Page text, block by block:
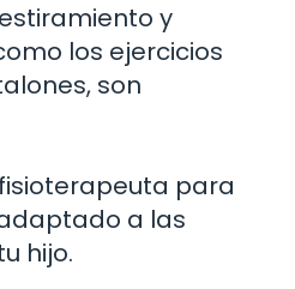
y
los ejercicios
son
para
a las
hijo.